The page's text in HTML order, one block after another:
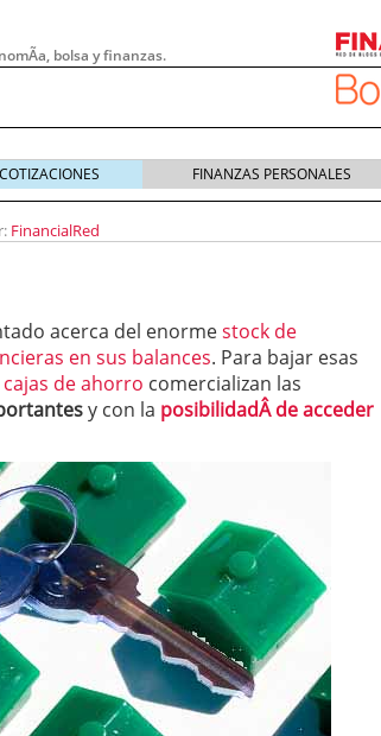
bolsa y finanzas.
obligación que muchas empresas
tarde 20/07/2026
los Traders Mexicanos Antes de
tradicional: ventajas reales para pymes
cuando trabajas por cuenta propia
FINANZAS PERSONALES
FinancialRed
acerca del enormestock de
en sus balances. Para bajar esas
de ahorro comercializan las
y con la posibilidadÂ de acceder